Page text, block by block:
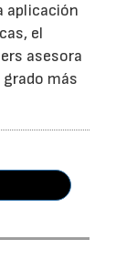
aplicación
el
asesora
más